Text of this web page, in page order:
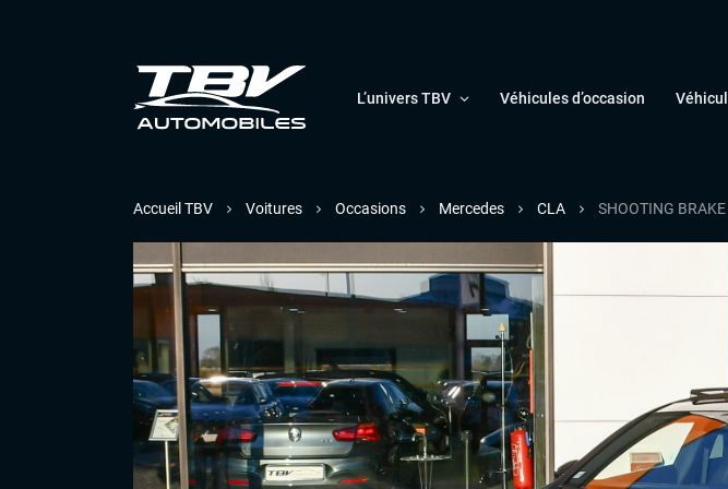
L’univers TBV Véhicules d’occasion
Accueil TBV Voitures Occasions Mercedes CLA SHOOTING